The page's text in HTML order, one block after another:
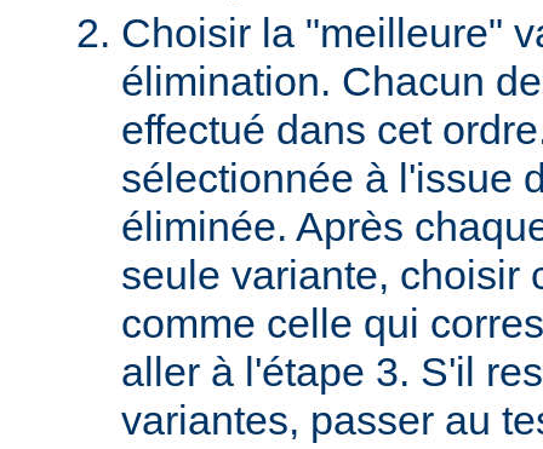
Choisir la "meilleure"
élimination. Chacun
effectué dans cet
sélectionnée à l'issue
éliminée. Après
seule variante, choisir
comme celle qui
aller à l'étape 3. S'il
variantes, passer au